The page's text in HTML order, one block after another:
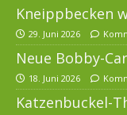
Kneippbecken
29. Juni 2026
Neue Bobby-
18. Juni 2026
Katzenbuckel-